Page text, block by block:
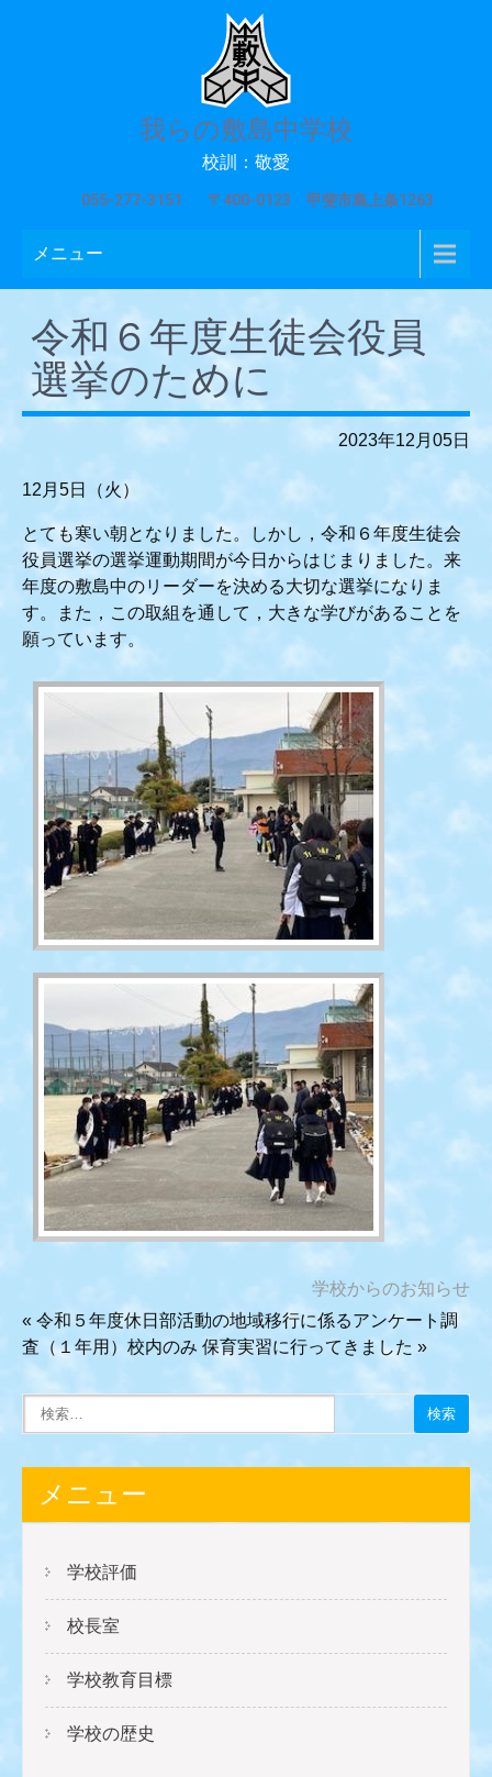
我らの敷島中学校
校訓：敬愛
055-277-3151 〒400-0123 甲斐市島上条1263
メニュー
令和６年度生徒会役員
選挙のために
2023年12月05日
12月5日（火）
とても寒い朝となりました。しかし，令和６年度生徒会
役員選挙の選挙運動期間が今日からはじまりました。来
年度の敷島中のリーダーを決める大切な選挙になりま
す。また，この取組を通して，大きな学びがあることを
願っています。
学校からのお知らせ
« 令和５年度休日部活動の地域移行に係るアンケート調
査（１年用）校内のみ 保育実習に行ってきました »
メニュー
学校評価
校長室
学校教育目標
学校の歴史